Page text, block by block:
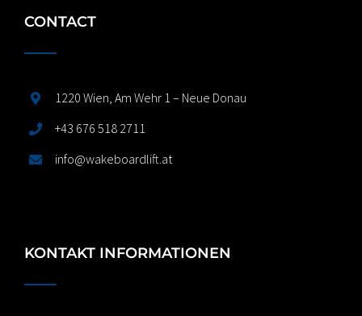
CONTACT
1220 Wien, Am Wehr 1 – Neue Donau
+43 676 518 2711
info@wakeboardlift.at
KONTAKT INFORMATIONEN